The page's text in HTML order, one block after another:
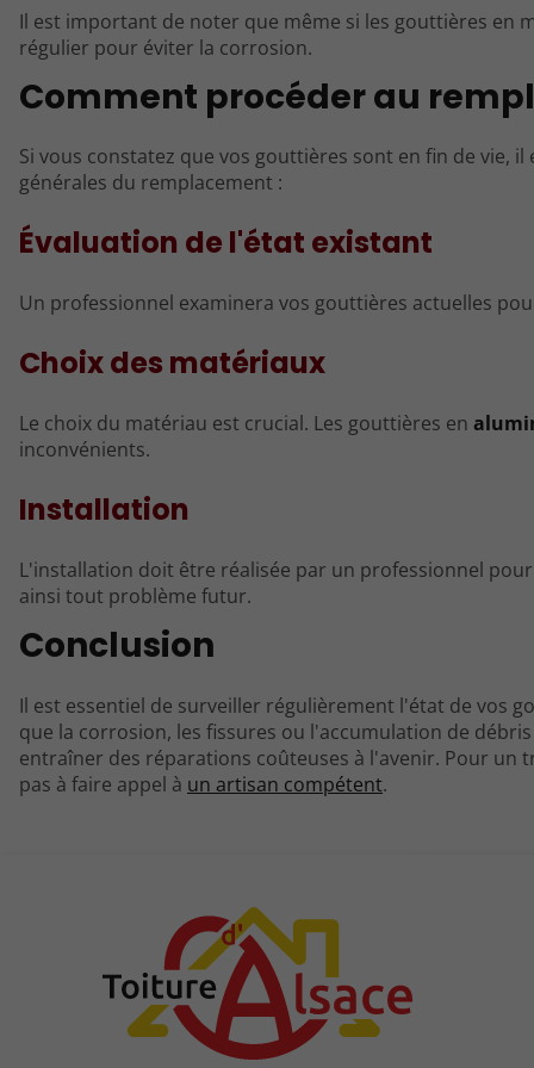
Il est important de noter que même si les gouttières en
régulier pour éviter la corrosion.
Comment procéder au
Si vous constatez que vos gouttières sont en fin de vie,
générales du remplacement :
Évaluation de l'état existant
Un professionnel examinera vos gouttières actuelles
Choix des matériaux
Le choix du matériau est crucial. Les gouttières en
inconvénients.
Installation
L'installation doit être réalisée par un professionnel
ainsi tout problème futur.
Conclusion
Il est essentiel de surveiller régulièrement l'état de vos
que la corrosion, les fissures ou l'accumulation de
entraîner des réparations coûteuses à l'avenir. Pour
pas à faire appel à un artisan compétent.